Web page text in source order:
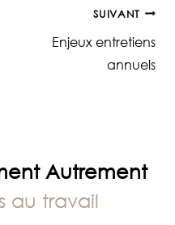
SUIVANT
Enjeux entretiens
annuels
Autrement
au travail